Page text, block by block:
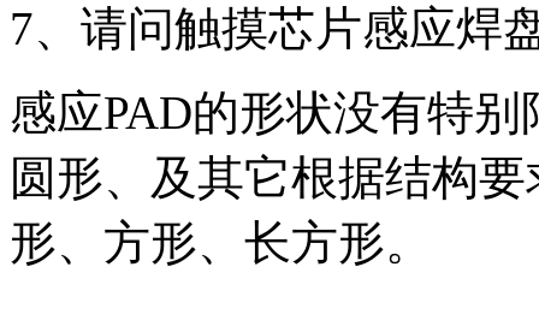
7、请问触摸芯片感应焊
感应PAD的形状没有特
圆形、及其它根据结构
形、方形、长方形。